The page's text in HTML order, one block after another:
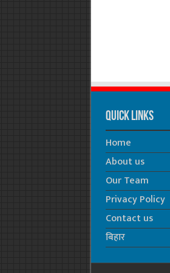
Quick Links
Home
About us
Our Team
Privacy Policy
Contact us
बिहार